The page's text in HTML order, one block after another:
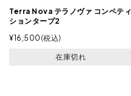
Terra Nova テラノヴァ コンペティ
ションタープ2
¥16,500 税込
在庫切れ